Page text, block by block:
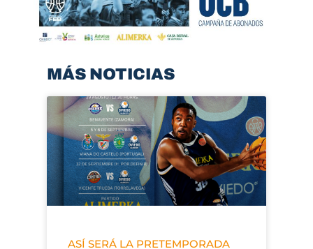
MÁS NOTICIAS
ASÍ SERÁ LA PRETEMPORADA